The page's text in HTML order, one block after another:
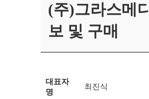
(주)그라스메디
보 및 구매
대표자
명
최진식